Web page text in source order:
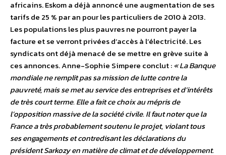
africains. Eskom a déjà annoncé une augmentation de ses
tarifs de 25 % par an pour les particuliers de 2010 à 2013.
Les populations les plus pauvres ne pourront payer la
facture et se verront privées d’accès à l’électricité. Les
syndicats ont déjà menacé de se mettre en grève suite à
ces annonces. Anne-Sophie Simpere conclut :« La Banque
mondiale ne remplit pas sa mission de lutte contre la
pauvreté, mais se met au service des entreprises et d’intérêts
de très court terme. Elle a fait ce choix au mépris de
l’opposition massive de la société civile. Il faut noter que la
France a très probablement soutenu le projet, violant tous
ses engagements et contredisant les déclarations du
président Sarkozy en matière de climat et de développement.